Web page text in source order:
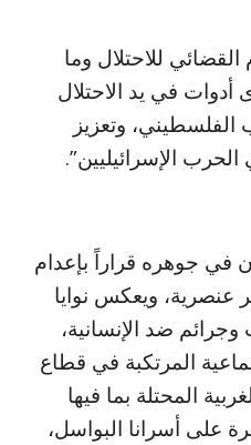
للاحتلال وما
في يد الاحتلال
وتعزيز
الإسرائيليين”.
في جوهره قراراً بإعدام
ويعكس نوايا
ضد الإنسانية،
المرتكبة في قطاع
المحتلة بما فيها
على أسرانا البواسل،